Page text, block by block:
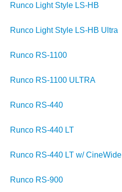
Runco Light Style LS-HB
Runco Light Style LS-HB Ultra
Runco RS-1100
Runco RS-1100 ULTRA
Runco RS-440
Runco RS-440 LT
Runco RS-440 LT w/ CineWide
Runco RS-900